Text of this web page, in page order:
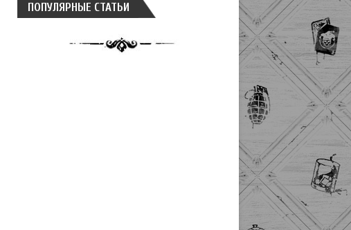
ПОПУЛЯРНЫЕ СТАТЬИ